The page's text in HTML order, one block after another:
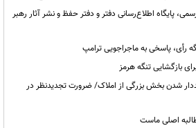
پایگاه اطلاع‌رسانی دفتر و دفتر حفظ و نشر آثار رهبر
رأی، پاسخی به ماجراجویی ترامپ
بازگشایی تنگه هرمز
شدن بخش بزرگی از املاک/ ضرورت تجدیدنظر در
اصلی ماست